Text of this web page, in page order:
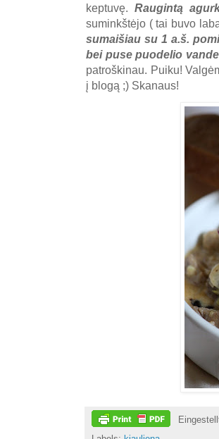
keptuvę. Raugintą
suminkštėjo ( tai buvo
sumaišiau su 1 a.š.
bei puse puodelio
patroškinau. Puiku!
į blogą ;) Skanaus!